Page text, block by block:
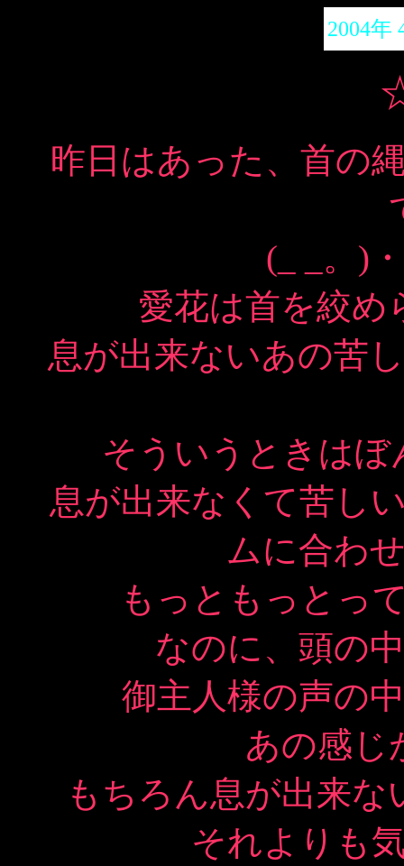
2004年
昨日はあった、首の
(_ _。)
愛花は首を絞め
息が出来ないあの苦
そういうときはぼ
息が出来なくて苦し
ムに合わ
もっともっとっ
なのに、頭の
御主人様の声の
あの感じ
もちろん息が出来
それよりも